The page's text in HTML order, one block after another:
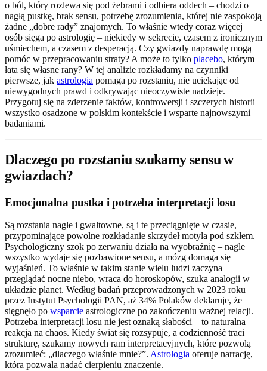
o ból, który rozlewa się pod żebrami i odbiera oddech – chodzi o
nagłą pustkę, brak sensu, potrzebę zrozumienia, której nie zaspokoją
żadne „dobre rady” znajomych. To właśnie wtedy coraz więcej
osób sięga po astrologię – niekiedy w sekrecie, czasem z ironicznym
uśmiechem, a czasem z desperacją. Czy gwiazdy naprawdę mogą
pomóc w przepracowaniu straty? A może to tylko placebo, którym
łata się własne rany? W tej analizie rozkładamy na czynniki
pierwsze, jak astrologia pomaga po rozstaniu, nie uciekając od
niewygodnych prawd i odkrywając nieoczywiste nadzieje.
Przygotuj się na zderzenie faktów, kontrowersji i szczerych historii –
wszystko osadzone w polskim kontekście i wsparte najnowszymi
badaniami.
Dlaczego po rozstaniu szukamy sensu w
gwiazdach?
Emocjonalna pustka i potrzeba interpretacji losu
Są rozstania nagłe i gwałtowne, są i te przeciągnięte w czasie,
przypominające powolne rozkładanie skrzydeł motyla pod szkłem.
Psychologiczny szok po zerwaniu działa na wyobraźnię – nagle
wszystko wydaje się pozbawione sensu, a mózg domaga się
wyjaśnień. To właśnie w takim stanie wielu ludzi zaczyna
przeglądać nocne niebo, wraca do horoskopów, szuka analogii w
układzie planet. Według badań przeprowadzonych w 2023 roku
przez Instytut Psychologii PAN, aż 34% Polaków deklaruje, że
sięgnęło po wsparcie astrologiczne po zakończeniu ważnej relacji.
Potrzeba interpretacji losu nie jest oznaką słabości – to naturalna
reakcja na chaos. Kiedy świat się rozsypuje, a codzienność traci
strukturę, szukamy nowych ram interpretacyjnych, które pozwolą
zrozumieć: „dlaczego właśnie mnie?”. Astrologia oferuje narrację,
która pozwala nadać cierpieniu znaczenie.